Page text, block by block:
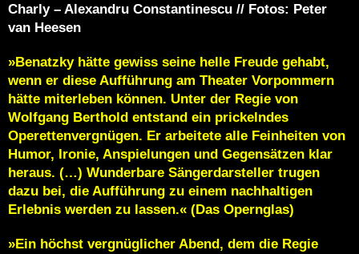
Charly – Alexandru Constantinescu // Fotos: Peter
van Heesen
»Benatzky hätte gewiss seine helle Freude gehabt,
wenn er diese Aufführung am Theater Vorpommern
hätte miterleben können. Unter der Regie von
Wolfgang Berthold entstand ein prickelndes
Operettenvergnügen. Er arbeitete alle Feinheiten von
Humor, Ironie, Anspielungen und Gegensätzen klar
heraus. (…) Wunderbare Sängerdarsteller trugen
dazu bei, die Aufführung zu einem nachhaltigen
Erlebnis werden zu lassen.« (Das Opernglas)
»Ein höchst vergnüglicher Abend, dem die Regie